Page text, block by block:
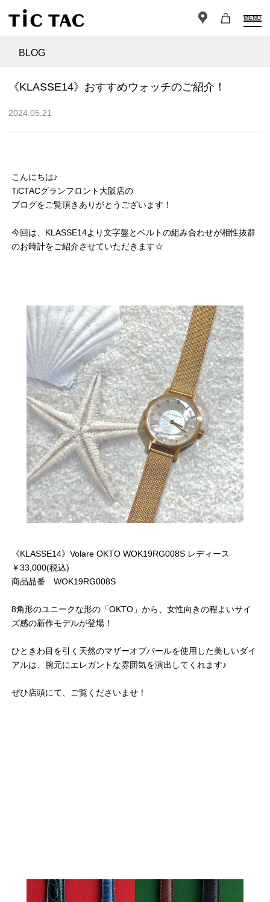
MENU
BLOG
《KLASSE14》おすすめウォッチのご紹介！
2024.05.21
こんにちは♪
TiCTACグランフロント大阪店の
ブログをご覧頂きありがとうございます！
今回は、KLASSE14より文字盤とベルトの組み合わせが相性抜群
のお時計をご紹介させていただきます☆
《KLASSE14》Volare OKTO WOK19RG008S レディース
￥33,000(税込)
商品品番 WOK19RG008S
8角形のユニークな形の「OKTO」から、女性向きの程よいサイ
ズ感の新作モデルが登場！
ひときわ目を引く天然のマザーオブパールを使用した美しいダイ
アルは、腕元にエレガントな雰囲気を演出してくれます♪
ぜひ店頭にて、ご覧くださいませ！